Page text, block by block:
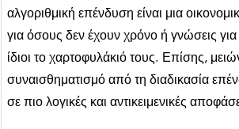
αλγοριθμική επένδυση είναι μια
για όσους δεν έχουν χρόνο ή γνώσεις για
ίδιοι το χαρτοφυλάκιό τους. Επίσης,
συναισθηματισμό από τη διαδικασία
σε πιο λογικές και αντικειμενικές